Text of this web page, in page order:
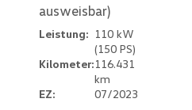
ausweisbar)
Leistung: 110 kW
(150 PS)
Kilometer:116.431
km
EZ:
07/2023